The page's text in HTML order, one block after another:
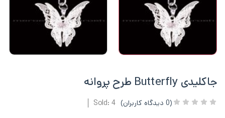
جاکلیدی Butterfly طرح پروانه
(
0 دیدگاه کاربران) Sold: 4